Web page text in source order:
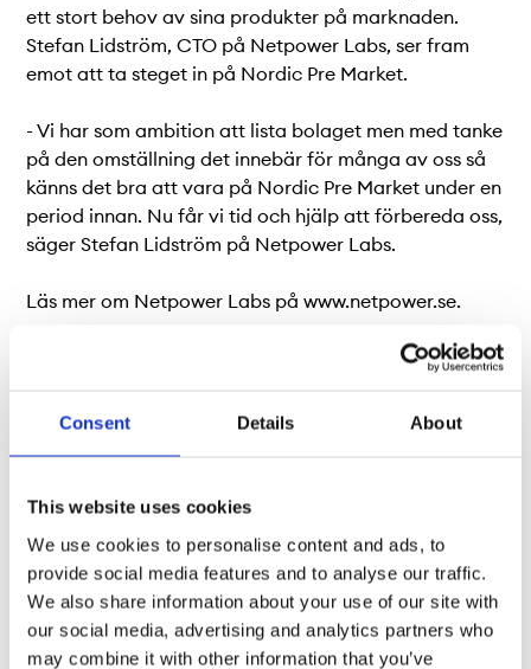
Consent Details About
This website uses cookies
We use cookies to personalise content and ads, to
provide social media features and to analyse our traffic.
We also share information about your use of our site with
our social media, advertising and analytics partners who
may combine it with other information that you’ve
ett stort behov av sina produkter på marknaden.
Stefan Lidström, CTO på Netpower Labs, ser fram
emot att ta steget in på Nordic Pre Market.
- Vi har som ambition att lista bolaget men med tanke
på den omställning det innebär för många av oss så
känns det bra att vara på Nordic Pre Market under en
period innan. Nu får vi tid och hjälp att förbereda oss,
säger Stefan Lidström på Netpower Labs.
Läs mer om Netpower Labs på www.netpower.se.
Investerare som är intresserade av att få information
registrera sig via
För ytterligare information vänligen kontakta:
Tommy Fransson, vice VD, NGM
Tel: +46 (0)8 566 390 49
E-post: tommy.fransson@ngm.se